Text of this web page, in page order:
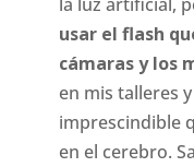
usar el flash
cámaras y los
en mis talleres
imprescindible
en el cerebro.